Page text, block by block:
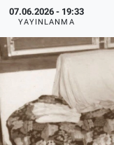
07.06.2026 - 19:33
YAYINLANMA
SPOR
YAŞAM
RESMİ İLAN